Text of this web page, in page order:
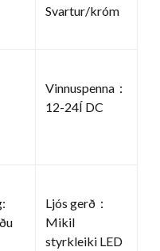
Svartur/króm
Vinnuspenna：
12-24Í DC
Ljós gerð：
Mikil
styrkleiki LED